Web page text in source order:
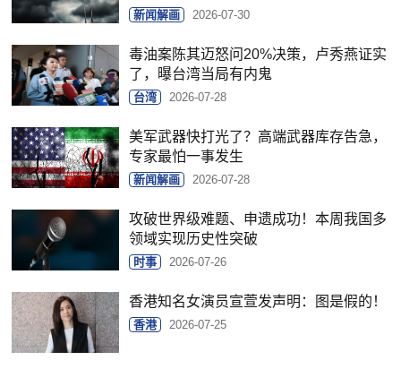
新闻解画 2026-07-30
毒油案陈其迈怒问20%决策，卢秀燕证实
了，曝台湾当局有内鬼
台湾 2026-07-28
美军武器快打光了？高端武器库存告急，
专家最怕一事发生
新闻解画 2026-07-28
攻破世界级难题、申遗成功！本周我国多
领域实现历史性突破
时事 2026-07-26
香港知名女演员宣萱发声明：图是假的！
香港 2026-07-25